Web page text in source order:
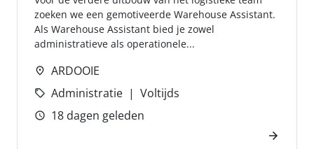
zoeken we een gemotiveerde Warehouse Assistant.
Als Warehouse Assistant bied je zowel
administratieve als operationele...
ARDOOIE
Administratie
Voltijds
18 dagen geleden